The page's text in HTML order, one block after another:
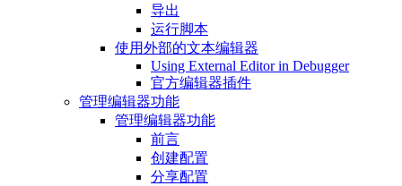
导出
运行脚本
使用外部的文本编辑器
Using External Editor in Debugger
官方编辑器插件
管理编辑器功能
管理编辑器功能
前言
创建配置
分享配置